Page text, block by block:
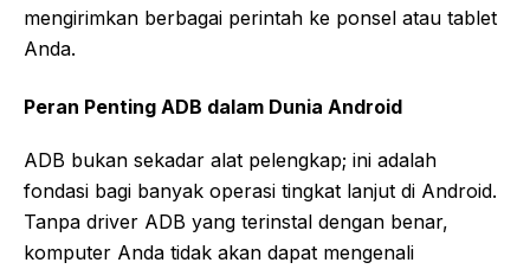
mengirimkan berbagai perintah ke ponsel atau tablet
Anda.
Peran Penting ADB dalam Dunia Android
ADB bukan sekadar alat pelengkap; ini adalah
fondasi bagi banyak operasi tingkat lanjut di Android.
Tanpa driver ADB yang terinstal dengan benar,
komputer Anda tidak akan dapat mengenali